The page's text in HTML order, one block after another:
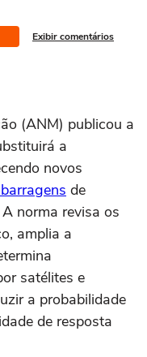
Exibir comentários
(ANM) publicou a
a
novos
de
norma revisa os
amplia a
satélites e
a probabilidade
de resposta